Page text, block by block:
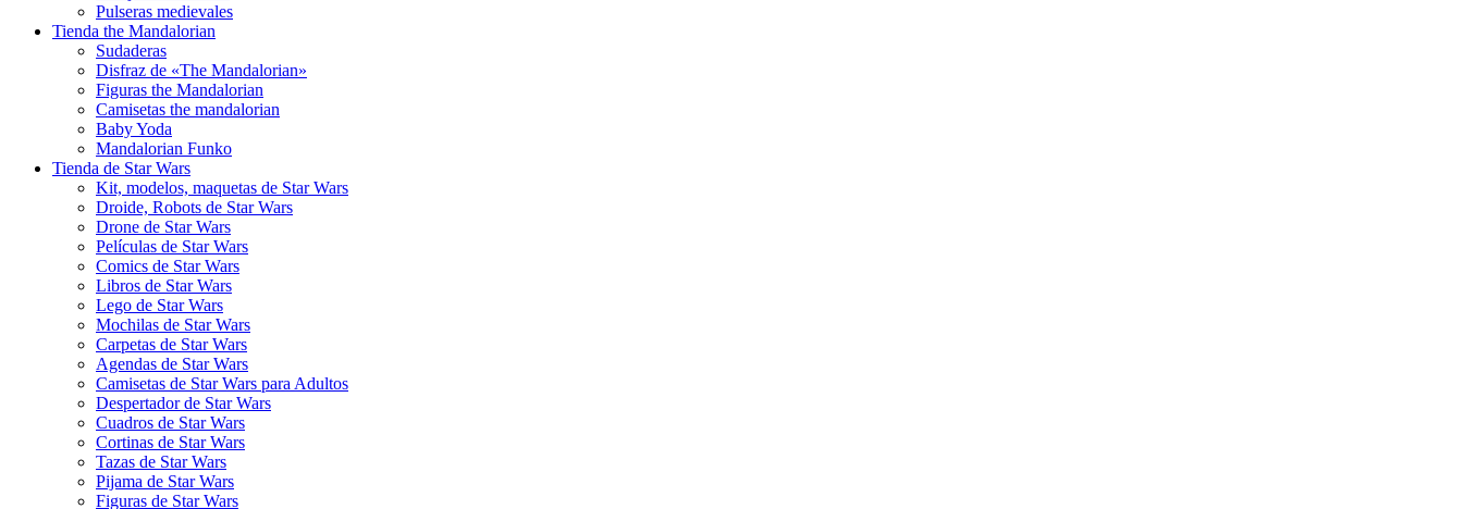
Pulseras medievales
Tienda the Mandalorian
Sudaderas
Disfraz de «The Mandalorian»
Figuras the Mandalorian
Camisetas the mandalorian
Baby Yoda
Mandalorian Funko
Tienda de Star Wars
Kit, modelos, maquetas de Star Wars
Droide, Robots de Star Wars
Drone de Star Wars
Películas de Star Wars
Comics de Star Wars
Libros de Star Wars
Lego de Star Wars
Mochilas de Star Wars
Carpetas de Star Wars
Agendas de Star Wars
Camisetas de Star Wars para Adultos
Despertador de Star Wars
Cuadros de Star Wars
Cortinas de Star Wars
Tazas de Star Wars
Pijama de Star Wars
Figuras de Star Wars